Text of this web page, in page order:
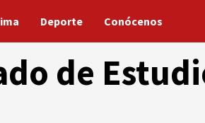
Deporte Conócenos
de